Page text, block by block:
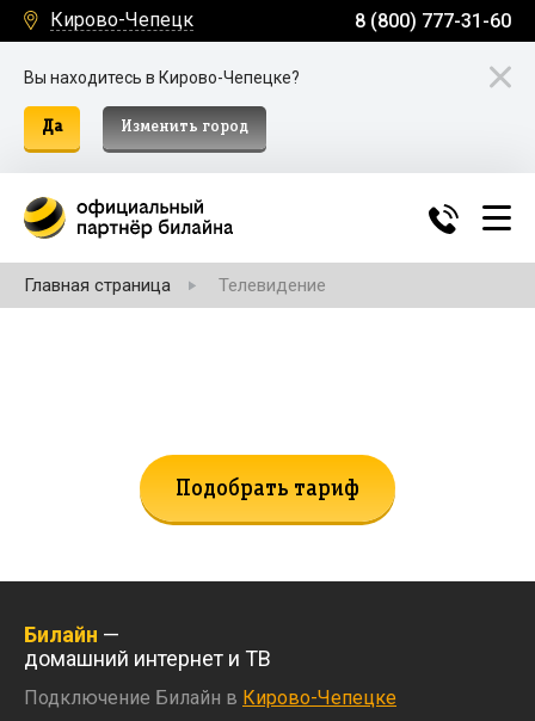
Кирово-Чепецк 8 (800) 777-31-60
Вы находитесь в Кирово-Чепецке?
Да Изменить город
Главная страница Телевидение
Подобрать тариф
Билайн —
домашний интернет и ТВ
Подключение Билайн в Кирово-Чепецке